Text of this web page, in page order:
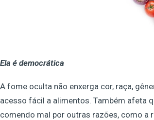
Ela é democrática
A fome oculta não enxerga cor, raça,
acesso fácil a alimentos. Também afeta
comendo mal por outras razões, como a